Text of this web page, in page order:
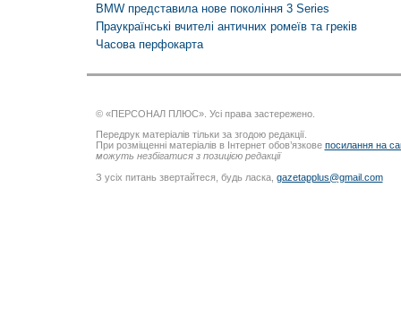
BMW представила нове покоління 3 Series
Праукраїнські вчителі античних ромеїв та греків
Часова перфокарта
© «ПЕРСОНАЛ ПЛЮС». Усі права застережено.
Передрук матеріалів тільки за згодою редакції.
При розміщенні матеріалів в Інтернет обов’язкове посилання на
можуть незбігатися з позицією редакції
З усіх питань звертайтеся, будь ласка, gazetapplus@gmail.com